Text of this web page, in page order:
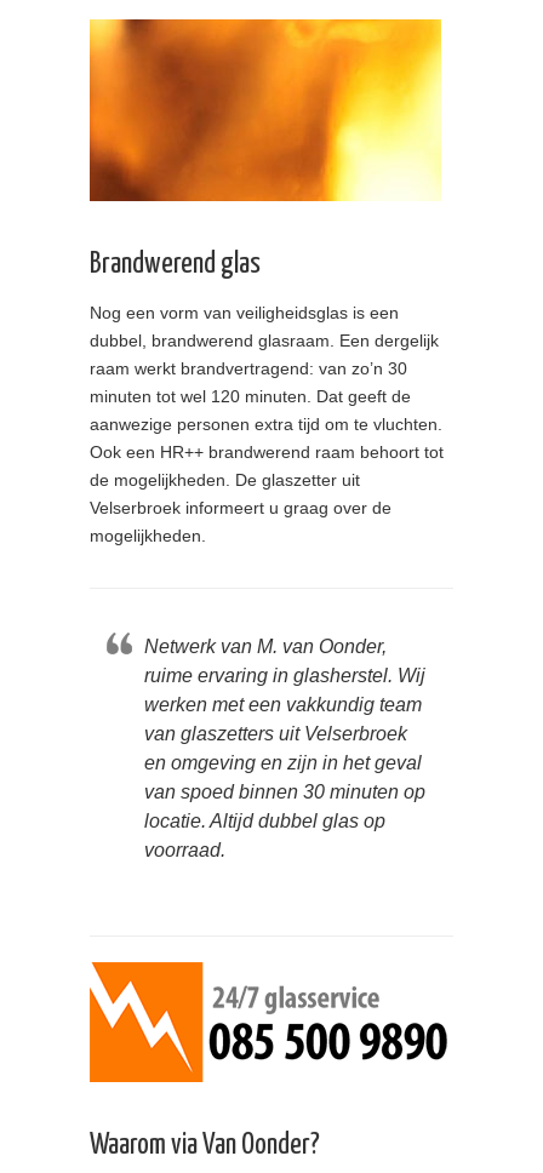
Brandwerend glas
Nog een vorm van veiligheidsglas is een
dubbel, brandwerend glasraam. Een dergelijk
raam werkt brandvertragend: van zo’n 30
minuten tot wel 120 minuten. Dat geeft de
aanwezige personen extra tijd om te vluchten.
Ook een HR++ brandwerend raam behoort tot
de mogelijkheden. De glaszetter uit
Velserbroek informeert u graag over de
mogelijkheden.
Netwerk van M. van Oonder,
ruime ervaring in glasherstel. Wij
werken met een vakkundig team
van glaszetters uit Velserbroek
en omgeving en zijn in het geval
van spoed binnen 30 minuten op
locatie. Altijd dubbel glas op
voorraad.
Waarom via Van Oonder?